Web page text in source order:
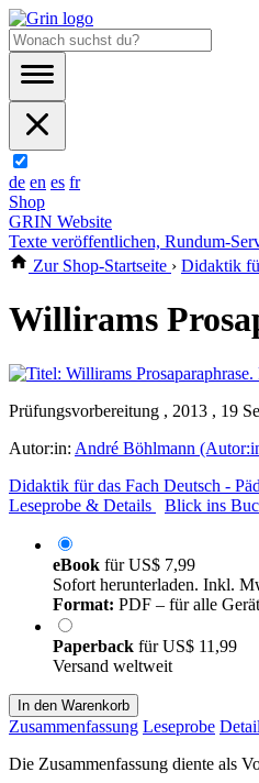
de en es fr
Shop
GRIN Website
Texte veröffentlichen, Rundum-
Zur Shop-Startseite › Didaktik
Willirams
Prüfungsvorbereitung , 2013 , 19
Autor:in: André Böhlmann
Didaktik für das Fach Deutsch -
Leseprobe & Details
Blick ins
eBook fürUS$ 7,99
Sofort herunterladen. Inkl.
Format: PDF – für alle
Paperback fürUS$ 11,99
Versand weltweit
In den Warenkorb
Zusammenfassung Leseprobe
Die Zusammenfassung diente als